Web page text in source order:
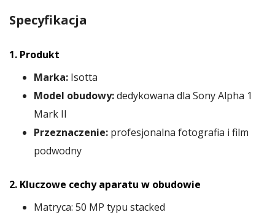
Specyfikacja
1. Produkt
Marka: Isotta
Model obudowy:dedykowana dla Sony Alpha 1
Mark II
Przeznaczenie: profesjonalna fotografia i film
podwodny
2. Kluczowe cechy aparatu w obudowie
Matryca: 50 MP typu stacked